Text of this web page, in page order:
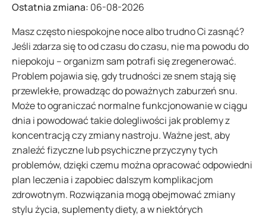
Ostatnia zmiana: 06-08-2026
Masz często niespokojne noce albo trudno Ci zasnąć?
Jeśli zdarza się to od czasu do czasu, nie ma powodu do
niepokoju – organizm sam potrafi się zregenerować.
Problem pojawia się, gdy trudności ze snem stają się
przewlekłe, prowadząc do poważnych zaburzeń snu.
Może to ograniczać normalne funkcjonowanie w ciągu
dnia i powodować takie dolegliwości jak problemy z
koncentracją czy zmiany nastroju. Ważne jest, aby
znaleźć fizyczne lub psychiczne przyczyny tych
problemów, dzięki czemu można opracować odpowiedni
plan leczenia i zapobiec dalszym komplikacjom
zdrowotnym. Rozwiązania mogą obejmować zmiany
stylu życia, suplementy diety, a w niektórych